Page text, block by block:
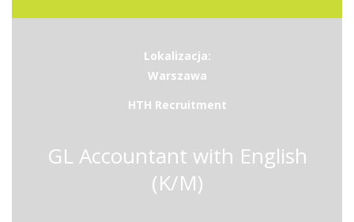
Lokalizacja:
Warszawa
HTH Recruitment
GL Accountant with English
(K/M)